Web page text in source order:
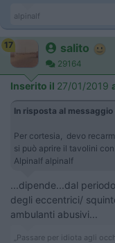
alpinalf
17 salito
29164
Inserito il 27/01/2019
In risposta al messaggio
Per cortesia, devo
si può aprire il tavolini
Alpinalf alpinalf
...dipende...dal
degli eccentrici/
ambulanti abusivi...
„Passare per idiota agli